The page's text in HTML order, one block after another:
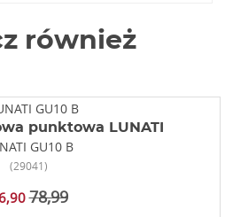
również
punktowa LUNATI
GU10 B
(29041)
78,99